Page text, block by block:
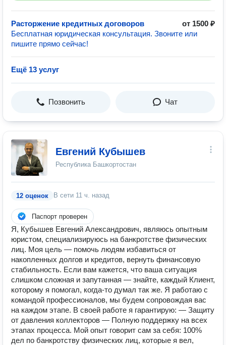
Расторжение кредитных договоров
от 1500 ₽
Бесплатная юридическая консультация. Звоните или
пишите прямо сейчас!
Ещё 13 услуг
Позвонить Чат
Евгений Кубышев
Республика Башкортостан
12 оценок В сети 11 ч. назад
Паспорт проверен
Я, Кубышев Евгений Александрович, являюсь опытным
юристом, специализируюсь на банкротстве физических
лиц. Моя цель — помочь людям избавиться от
накопленных долгов и кредитов, вернуть финансовую
стабильность. Если вам кажется, что ваша ситуация
слишком сложная и запутанная — знайте, каждый Клиент,
которому я помогал, когда-то думал так же. Я работаю с
командой профессионалов, мы будем сопровождая вас
на каждом этапе. В своей работе я гарантирую: — Защиту
от давления коллекторов — Полную поддержку на всех
этапах процесса. Мой опыт говорит сам за себя: 100%
дел по банкротству физических лиц, которые я вел,